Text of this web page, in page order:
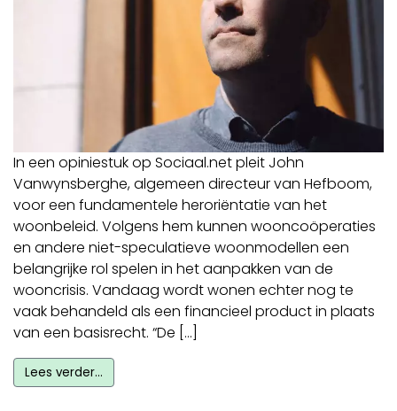
In een opiniestuk op Sociaal.net pleit John
Vanwynsberghe, algemeen directeur van Hefboom,
voor een fundamentele heroriëntatie van het
woonbeleid. Volgens hem kunnen wooncoöperaties
en andere niet-speculatieve woonmodellen een
belangrijke rol spelen in het aanpakken van de
wooncrisis. Vandaag wordt wonen echter nog te
vaak behandeld als een financieel product in plaats
van een basisrecht. “De […]
Lees verder…